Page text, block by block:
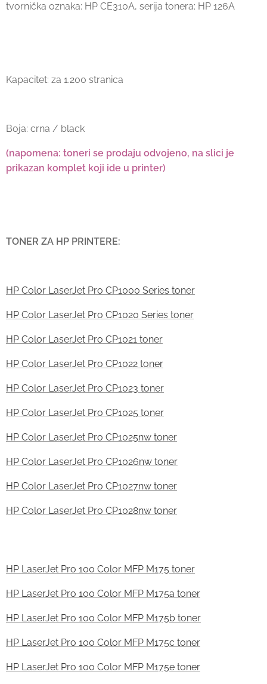
tvornička oznaka: HP CE310A, serija tonera: HP 126A
Kapacitet: za 1.200 stranica
Boja: crna / black
(napomena: toneri se prodaju odvojeno, na slici je
prikazan komplet koji ide u printer)
TONER ZA HP PRINTERE:
HP Color LaserJet Pro CP1000 Series toner
HP Color LaserJet Pro CP1020 Series toner
HP Color LaserJet Pro CP1021 toner
HP Color LaserJet Pro CP1022 toner
HP Color LaserJet Pro CP1023 toner
HP Color LaserJet Pro CP1025 toner
HP Color LaserJet Pro CP1025nw toner
HP Color LaserJet Pro CP1026nw toner
HP Color LaserJet Pro CP1027nw toner
HP Color LaserJet Pro CP1028nw toner
HP LaserJet Pro 100 Color MFP M175 toner
HP LaserJet Pro 100 Color MFP M175a toner
HP LaserJet Pro 100 Color MFP M175b toner
HP LaserJet Pro 100 Color MFP M175c toner
HP LaserJet Pro 100 Color MFP M175e toner